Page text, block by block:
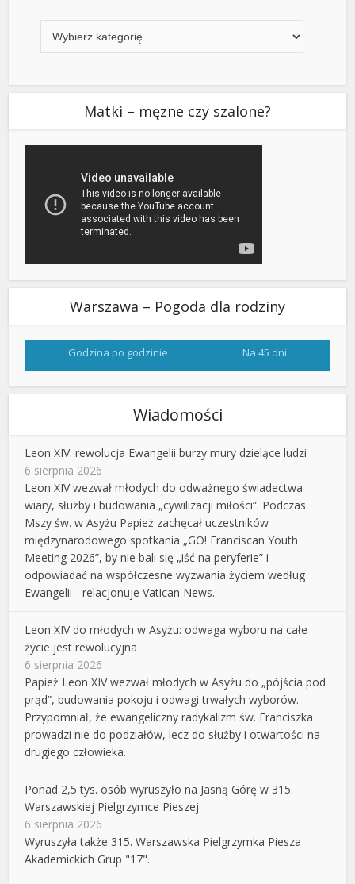
Matki – męzne czy szalone?
Warszawa – Pogoda dla rodziny
Godzina po godzinie Na 45 dni
Wiadomości
Leon XIV: rewolucja Ewangelii burzy mury dzielące ludzi
6 sierpnia 2026
Leon XIV wezwał młodych do odważnego świadectwa
wiary, służby i budowania „cywilizacji miłości”. Podczas
Mszy św. w Asyżu Papież zachęcał uczestników
międzynarodowego spotkania „GO! Franciscan Youth
Meeting 2026”, by nie bali się „iść na peryferie” i
odpowiadać na współczesne wyzwania życiem według
Ewangelii - relacjonuje Vatican News.
Leon XIV do młodych w Asyżu: odwaga wyboru na całe
życie jest rewolucyjna
6 sierpnia 2026
Papież Leon XIV wezwał młodych w Asyżu do „pójścia pod
prąd”, budowania pokoju i odwagi trwałych wyborów.
Przypomniał, że ewangeliczny radykalizm św. Franciszka
prowadzi nie do podziałów, lecz do służby i otwartości na
drugiego człowieka.
Ponad 2,5 tys. osób wyruszyło na Jasną Górę w 315.
Warszawskiej Pielgrzymce Pieszej
6 sierpnia 2026
Wyruszyła także 315. Warszawska Pielgrzymka Piesza
Akademickich Grup "17".